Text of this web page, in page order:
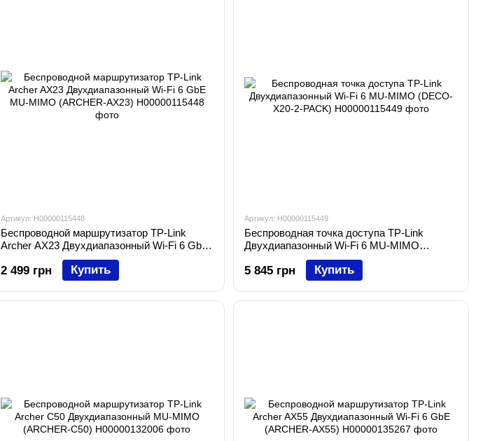
Артикул: H00000115448
Беспроводной маршрутизатор TP-Link
Archer AX23 Двухдиапазонный Wi-Fi 6 GbE
MU-MIMO (ARCHER-AX23)
2 499 грн Купить
Артикул: H00000115449
Беспроводная точка доступа TP-Link
Двухдиапазонный Wi-Fi 6 MU-MIMO
(DECO-X20-2-PACK)
5 845 грн Купить